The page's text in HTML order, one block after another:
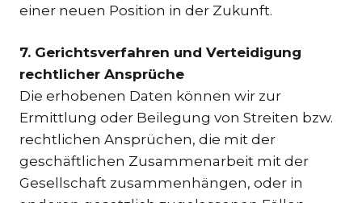
einer neuen Position in der Zukunft.
7. Gerichtsverfahren und Verteidigung
rechtlicher Ansprüche
Die erhobenen Daten können wir zur
Ermittlung oder Beilegung von Streiten bzw.
rechtlichen Ansprüchen, die mit der
geschäftlichen Zusammenarbeit mit der
Gesellschaft zusammenhängen, oder in